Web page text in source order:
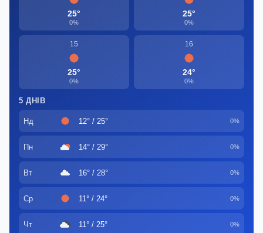
25°
0%
25°
0%
15
25°
0%
16
24°
0%
5 ДНІВ
Нд 12° / 25° 0%
Пн 14° / 29° 0%
Вт 16° / 28° 0%
Ср 11° / 24° 0%
Чт 11° / 25° 0%